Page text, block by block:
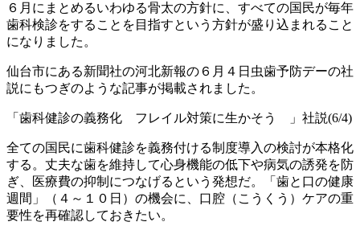
６月にまとめるいわゆる骨太の方針に、すべての国民が毎年
歯科検診をすることを目指すという方針が盛り込まれること
になりました。
仙台市にある新聞社の河北新報の６月４日虫歯予防デーの社
説にもつぎのような記事が掲載されました。
「歯科健診の義務化 フレイル対策に生かそう 」社説(6/4)
全ての国民に歯科健診を義務付ける制度導入の検討が本格化
する。丈夫な歯を維持して心身機能の低下や病気の誘発を防
ぎ、医療費の抑制につなげるという発想だ。「歯と口の健康
週間」（４～１０日）の機会に、口腔（こうくう）ケアの重
要性を再確認しておきたい。